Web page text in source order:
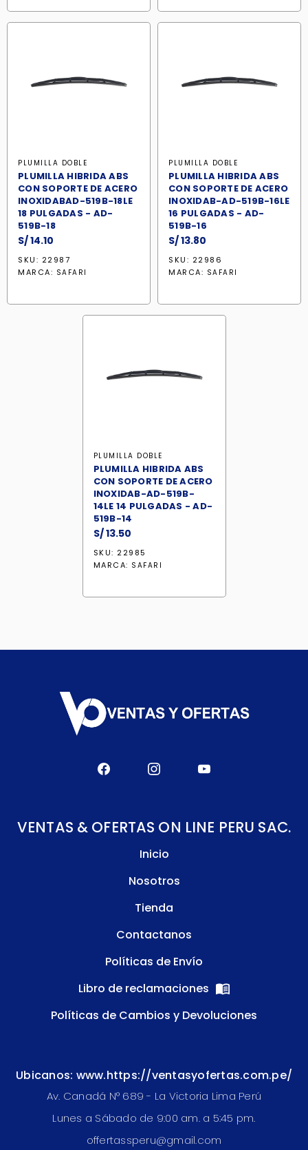
PLUMILLA DOBLE
PLUMILLA HIBRIDA ABS
CON SOPORTE DE ACERO
INOXIDABAD-519B-18LE
18 PULGADAS - AD-
519B-18
S/14.10
SKU: 22987
MARCA: SAFARI
PLUMILLA DOBLE
PLUMILLA HIBRIDA ABS
CON SOPORTE DE ACERO
INOXIDAB-AD-519B-16LE
16 PULGADAS - AD-
519B-16
S/13.80
SKU: 22986
MARCA: SAFARI
PLUMILLA DOBLE
PLUMILLA HIBRIDA ABS
CON SOPORTE DE ACERO
INOXIDAB-AD-519B-
14LE 14 PULGADAS - AD-
519B-14
S/13.50
SKU: 22985
MARCA: SAFARI
VENTAS & OFERTAS ON LINE PERU SAC.
Inicio
Nosotros
Tienda
Contactanos
Políticas de Envío
Libro de reclamaciones
Políticas de Cambios y Devoluciones
Ubicanos: www.https://ventasyofertas.com.pe/
Av. Canadá N° 689 - La Victoria Lima Perú
Lunes a Sábado de 9:00 am. a 5:45 pm.
offertassperu@gmail.com